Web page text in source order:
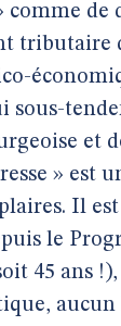
comme de
tributaire
sous-
et
» est
Il
le
45 ans
aucun